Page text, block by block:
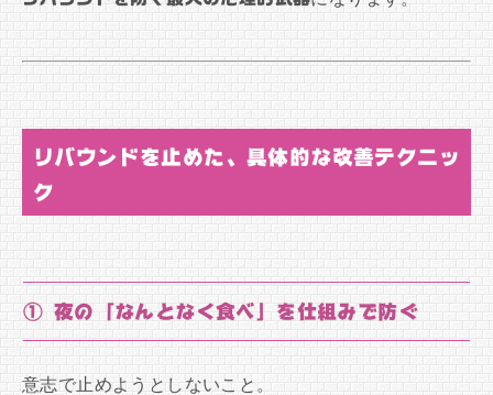
リバウンドを止めた、具体的な改善テクニッ
ク
① 夜の「なんとなく食べ」を仕組みで防ぐ
意志で止めようとしないこと。